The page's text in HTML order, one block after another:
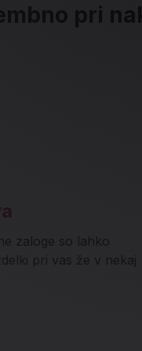
pri
zaloge so lahko
pri vas že v nekaj